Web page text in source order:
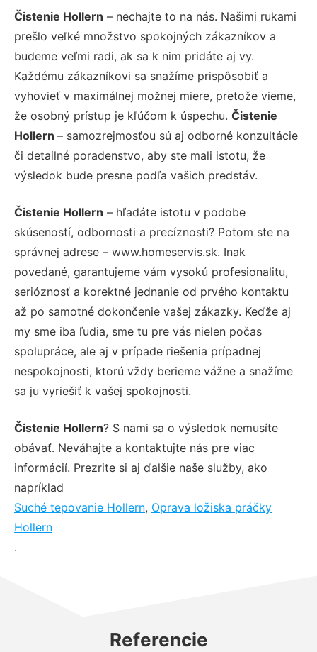
Čistenie Hollern – nechajte to na nás. Našimi rukami
prešlo veľké množstvo spokojných zákazníkov a
budeme veľmi radi, ak sa k nim pridáte aj vy.
Každému zákazníkovi sa snažíme prispôsobiť a
vyhovieť v maximálnej možnej miere, pretože vieme,
že osobný prístup je kľúčom k úspechu. Čistenie
Hollern – samozrejmosťou sú aj odborné konzultácie
či detailné poradenstvo, aby ste mali istotu, že
výsledok bude presne podľa vašich predstáv.
Čistenie Hollern – hľadáte istotu v podobe
skúseností, odbornosti a precíznosti? Potom ste na
správnej adrese – www.homeservis.sk. Inak
povedané, garantujeme vám vysokú profesionalitu,
serióznosť a korektné jednanie od prvého kontaktu
až po samotné dokončenie vašej zákazky. Keďže aj
my sme iba ľudia, sme tu pre vás nielen počas
spolupráce, ale aj v prípade riešenia prípadnej
nespokojnosti, ktorú vždy berieme vážne a snažíme
sa ju vyriešiť k vašej spokojnosti.
Čistenie Hollern? S nami sa o výsledok nemusíte
obávať. Neváhajte a kontaktujte nás pre viac
informácií. Prezrite si aj ďalšie naše služby, ako
napríklad
Suché tepovanie Hollern, Oprava ložiska práčky
Hollern
.
Referencie